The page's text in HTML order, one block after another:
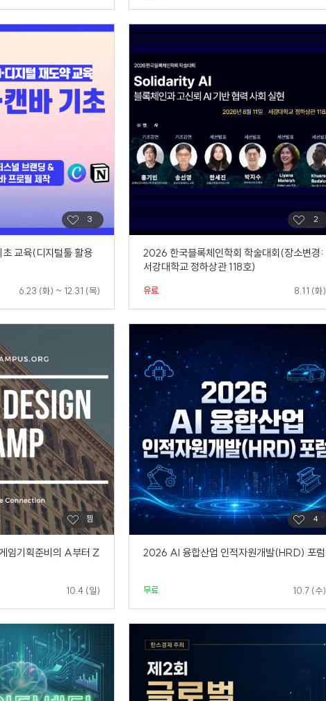
교육(디지털툴 활용
6.23 (화) ~ 12.31 (목)
2026 한국블록체인학회 학술대회(장소변경:
서강대학교 정하상관 118호)
유료 8.11 (화)
임기획준비의 A부터 Z
10.4 (일)
2026 AI 융합산업 인적자원개발(HRD) 포럼
무료 10.7 (수)